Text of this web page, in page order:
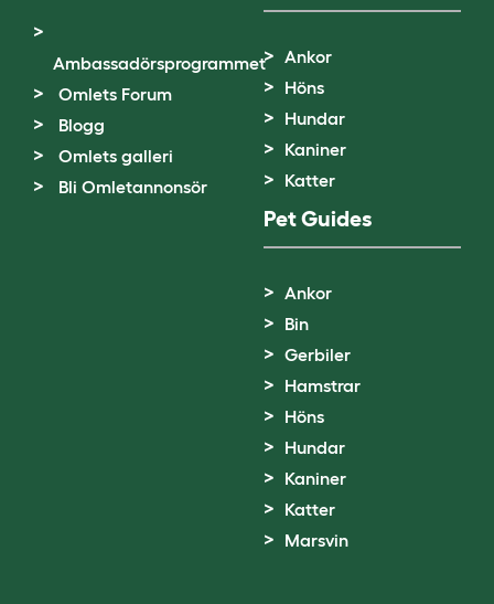
Ambassadörsprogrammet
Omlets Forum
Blogg
Omlets galleri
Bli Omletannonsör
Ankor
Höns
Hundar
Kaniner
Katter
Pet Guides
Ankor
Bin
Gerbiler
Hamstrar
Höns
Hundar
Kaniner
Katter
Marsvin